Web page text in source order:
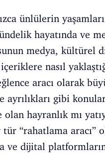
ünlülerin
hayatında ve
medya,
nasıl
aracı olarak
gibi
hayranlık mı
“rahatlama aracı”
ve dijital